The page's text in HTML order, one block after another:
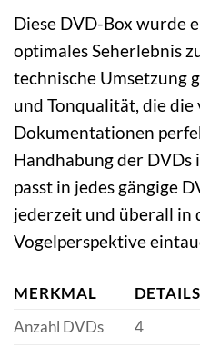
Diese DVD-Box wurde
optimales Seherlebnis
technische Umsetzung
und Tonqualität, die
Dokumentationen
Handhabung der
passt in jedes gängige
jederzeit und überall in
Vogelperspektive
MERKMAL
DETAILS
Anzahl DVDs
4